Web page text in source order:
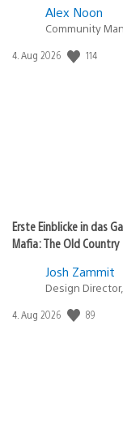
Alex Noon
Community
Veröffentlichungsdatum:
4. Aug 2026 114
Erste Einblicke in das
Mafia: The Old Country
Josh Zammit
Design
Veröffentlichungsdatum:
4. Aug 2026 89